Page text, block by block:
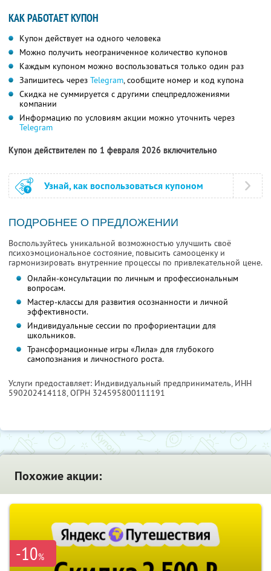
КАК РАБОТАЕТ КУПОН
Купон действует на одного человека
Можно получить неограниченное количество купонов
Каждым купоном можно воспользоваться только один раз
Запишитесь через Telegram, сообщите номер и код купона
Скидка не суммируется с другими спецпредложениями
компании
Информацию по условиям акции можно уточнить через
Telegram
Купон действителен по 1 февраля 2026 включительно
Узнай, как воспользоваться купоном
ПОДРОБНЕЕ О ПРЕДЛОЖЕНИИ
Воспользуйтесь уникальной возможностью улучшить своё
психоэмоциональное состояние, повысить самооценку и
гармонизировать внутренние процессы по привлекательной цене.
Онлайн-консультации по личным и профессиональным
вопросам.
Мастер-классы для развития осознанности и личной
эффективности.
Индивидуальные сессии по профориентации для
школьников.
Трансформационные игры «Лила» для глубокого
самопознания и личностного роста.
Услуги предоставляет: Индивидуальный предприниматель, ИНН
590202414118, ОГРН 324595800111191
Похожие акции:
-10%